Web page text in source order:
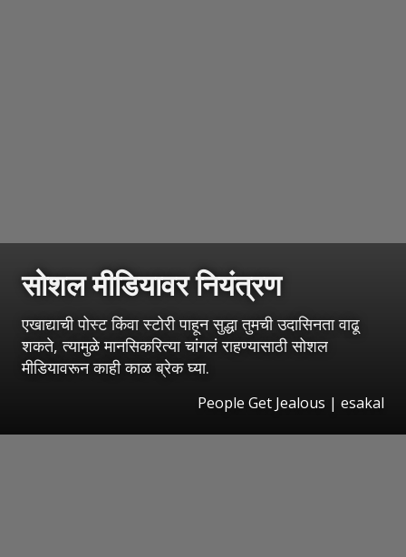
सोशल मीडियावर नियंत्रण
एखाद्याची पोस्ट किंवा स्टोरी पाहून सुद्धा तुमची उदासिनता वाढू
शकते, त्यामुळे मानसिकरित्या चांगलं राहण्यासाठी सोशल
मीडियावरून काही काळ ब्रेक घ्या.
People Get Jealous | esakal